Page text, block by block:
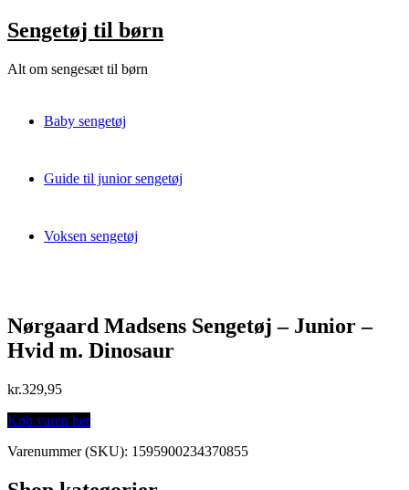
Skip
to
Sengetøj til børn
Alt om sengesæt til børn
Baby sengetøj
Guide til junior sengetøj
Voksen sengetøj
Nørgaard Madsens Sengetøj – Junior –
Hvid m. Dinosaur
kr.329,95
Køb varen her
Varenummer (SKU): 1595900234370855